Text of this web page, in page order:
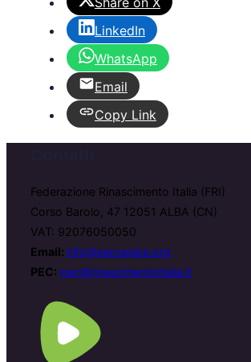
LinkedIn
WhatsApp
Email
Copy Link
Federazione Rinascimento Italia (FRI)
Corso Barolo, 47 12051 ALBA (CN)
VAT: 92076050050
Email: info@zerospike.org
PEC: pec@rinascimentoitalia.it